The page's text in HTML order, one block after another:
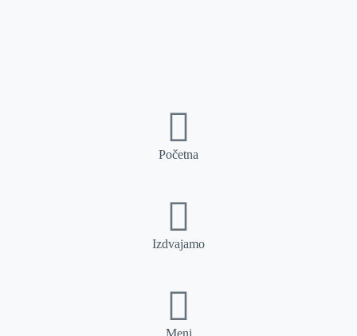
Početna
Izdvajamo
Meni